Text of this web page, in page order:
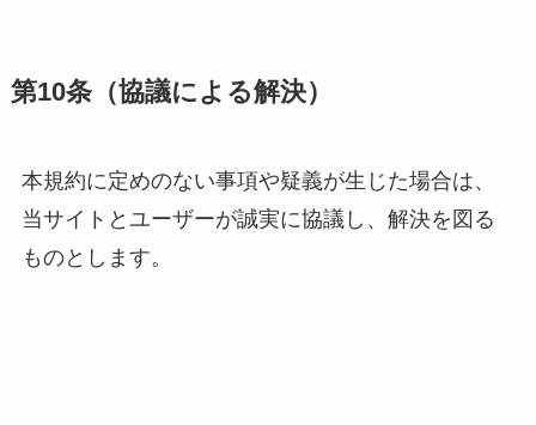
第10条（協議による解決）
本規約に定めのない事項や疑義が生じた場合は、
当サイトとユーザーが誠実に協議し、解決を図る
ものとします。